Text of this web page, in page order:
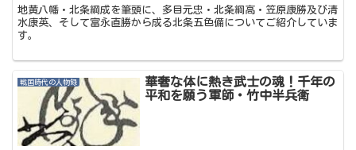
地黄八幡・北条綱成を筆頭に、多目元忠・北条綱高・笠原康勝及び清
水康英、そして富永直勝から成る北条五色備についてご紹介していま
す。
戦国時代の人物録
華奢な体に熱き武士の魂！千年の
平和を願う軍師・竹中半兵衛